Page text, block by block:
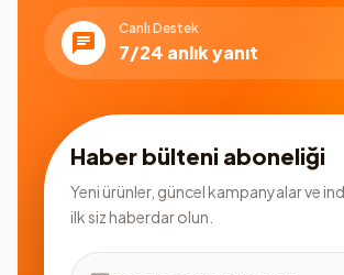
Canlı Destek
7/24 anlık yanıt
Haber bülteni aboneliği
Yeni ürünler, güncel kampanyalar ve
ilk siz haberdar olun.